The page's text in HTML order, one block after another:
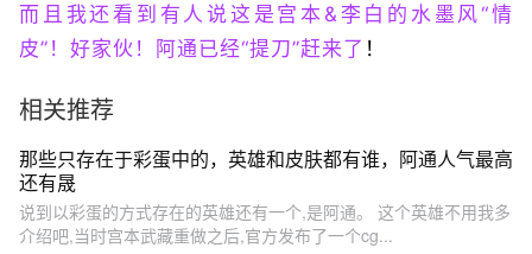
而且我还看到有人说这是宫本&李白的水墨风“情
皮”！好家伙！阿通已经“提刀”赶来了 ！
相关推荐
那些只存在于彩蛋中的，英雄和皮肤都有谁，阿通人气最高
还有晟
说到以彩蛋的方式存在的英雄还有一个,是阿通。 这个英雄不用我多
介绍吧,当时宫本武藏重做之后,官方发布了一个cg...